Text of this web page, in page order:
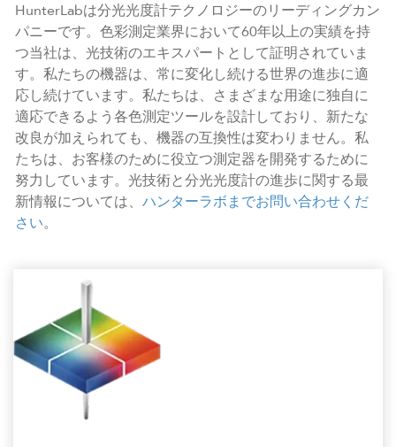
HunterLabは分光光度計テクノロジーのリーディングカン
パニーです。色彩測定業界において60年以上の実績を持
つ当社は、光技術のエキスパートとして証明されていま
す。私たちの機器は、常に変化し続ける世界の進歩に適
応し続けています。私たちは、さまざまな用途に独自に
適応できるよう各色測定ツールを設計しており、新たな
改良が加えられても、機器の互換性は変わりません。私
たちは、お客様のために役立つ測定器を開発するために
努力しています。光技術と分光光度計の進歩に関する最
新情報については、 ハンターラボまでお問い合わせくだ
さい。